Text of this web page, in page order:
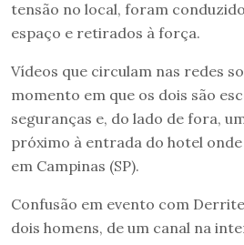
tensão no local, foram
espaço e retirados à força.
Vídeos que circulam nas redes
momento em que os dois são
seguranças e, do lado de fora,
próximo à entrada do hotel
em Campinas (SP).
Confusão em evento com
dois homens, de um canal na